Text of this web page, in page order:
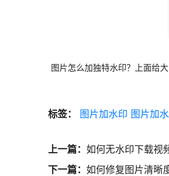
图片怎么加独特水印？上面给
标签： 图片加水印 图片加
上一篇： 如何无水印下载视
下一篇： 如何修复图片清晰